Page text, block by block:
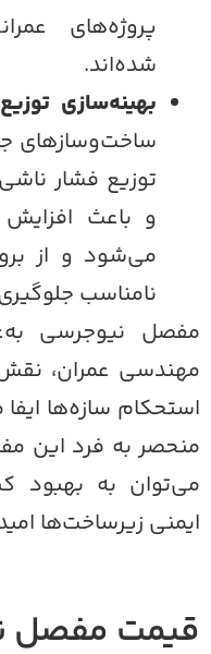
پروژه‌های
شده‌اند.
بهینه‌سازی توزیع
ساخت‌وسازهای
توزیع فشار
و باعث
می‌شود و از
نامناسب
نیوجرسی
عمران، نقش
سازه‌ها ایفا
به فرد این
به بهبود
زیرساخت‌ها
مفصل